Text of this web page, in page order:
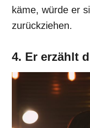
käme, würde er
zurückziehen.
4. Er erzählt